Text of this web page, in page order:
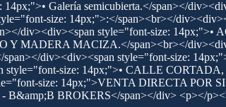
Galería semicubierta.</span></
size: 14px;">:</span><br></
div><div><span style="font-size: 14px;">•
Y MADERA MACIZA.</span><br></
div><div><span style="font-size:
style="font-size: 14px;">• CALLE
size: 14px;">VENTA DIRECTA POR
B&amp;B BROKERS</span></div> <p></